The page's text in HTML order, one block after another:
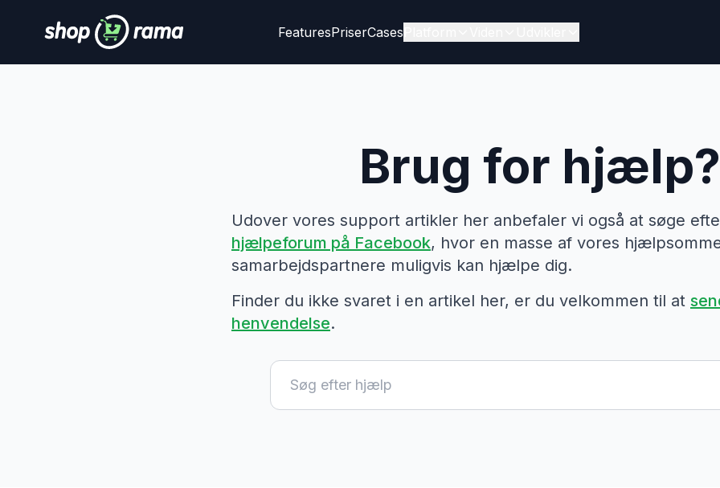
FeaturesPriserCases
Brug for hjælp?
Udover vores support artikler her anbefaler vi også at søge
hjælpeforum på Facebook, hvor en masse af vores
samarbejdspartnere muligvis kan hjælpe dig.
Finder du ikke svaret i en artikel her, er du velkommen til at
henvendelse.